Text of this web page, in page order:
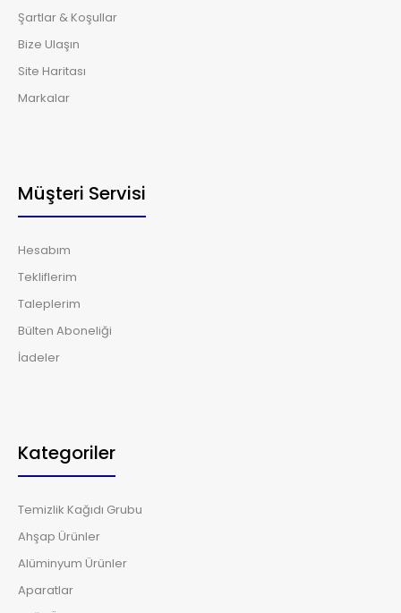
Şartlar & Koşullar
Bize Ulaşın
Site Haritası
Markalar
Müşteri Servisi
Hesabım
Tekliflerim
Taleplerim
Bülten Aboneliği
İadeler
Kategoriler
Temizlik Kağıdı Grubu
Ahşap Ürünler
Alüminyum Ürünler
Aparatlar